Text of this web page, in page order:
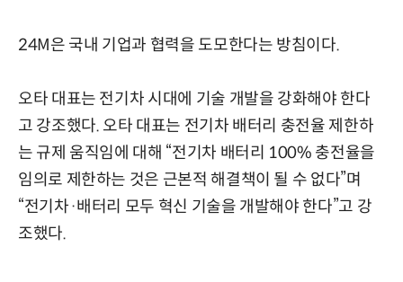
24M은 국내 기업과 협력을 도모한다는 방침이다.
오타 대표는 전기차 시대에 기술 개발을 강화해야 한다
고 강조했다. 오타 대표는 전기차 배터리 충전율 제한하
는 규제 움직임에 대해 “전기차 배터리 100% 충전율을
임의로 제한하는 것은 근본적 해결책이 될 수 없다”며
“전기차·배터리 모두 혁신 기술을 개발해야 한다”고 강
조했다.